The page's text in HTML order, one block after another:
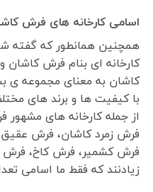
اسامی کارخانه های فرش
همچنین همانطور که گفته
کارخانه ای بنام فرش کاشان
کاشان به معنای مجموعه ی
با کیفیت ها و برند های
از جمله کارخانه های
فرش زمرد کاشان، فرش
فرش کشمیر، فرش کاخ، فرش
زیادنند که فقط ما اسامی